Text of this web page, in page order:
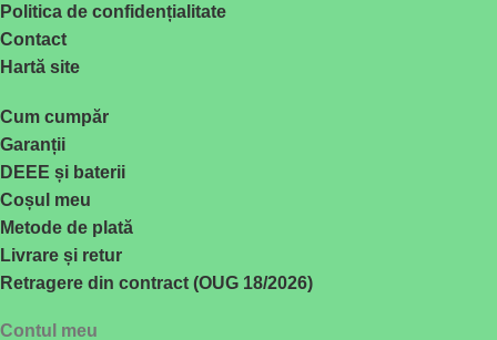
Politica de confidențialitate
Contact
Hartă site
Cum cumpăr
Garanții
DEEE și baterii
Coșul meu
Metode de plată
Livrare și retur
Retragere din contract (OUG 18/2026)
Contul meu